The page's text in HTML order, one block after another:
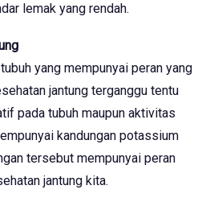
lemak yang rendah.
yang mempunyai peran yang
jantung terganggu tentu
pada tubuh maupun aktivitas
kandungan potassium
tersebut mempunyai peran
jantung kita.